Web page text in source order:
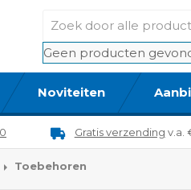
Geen producten
Noviteiten
Gratis verzending v.a.
Toebehoren